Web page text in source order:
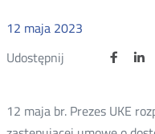
12 maja 2023
Udostępnij
Udostępnij
Otwórz
na
12 maja br. Prezes UKE